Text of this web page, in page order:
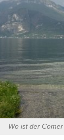
Wo ist der